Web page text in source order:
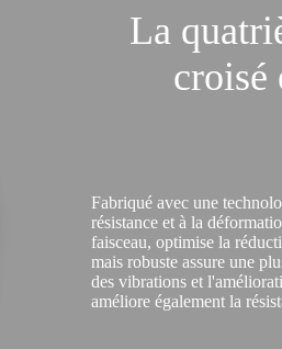
La
croisé
Fabriqué avec une
résistance et à la
faisceau, optimise la
mais robuste assure une
des vibrations et
améliore également la